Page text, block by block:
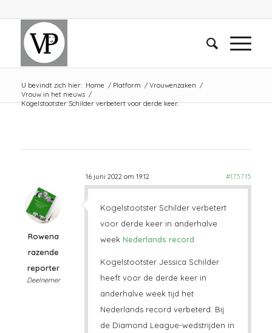
U bevindt zich hier: Home / Platform / Vrouwenzaken /
Vrouw in het nieuws /
Kogelstootster Schilder verbetert voor derde keer..
16 juni 2022 om 19:12 #175715
Rowena
razende
reporter
Deelnemer
Kogelstootster Schilder verbetert
voor derde keer in anderhalve
week Nederlands record
Kogelstootster Jessica Schilder
heeft voor de derde keer in
anderhalve week tijd het
Nederlands record verbeterd. Bij
de Diamond League-wedstrijden in